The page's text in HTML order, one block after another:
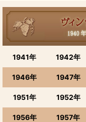
1941年 1942年
1946年 1947年
1951年 1952年
1956年 1957年